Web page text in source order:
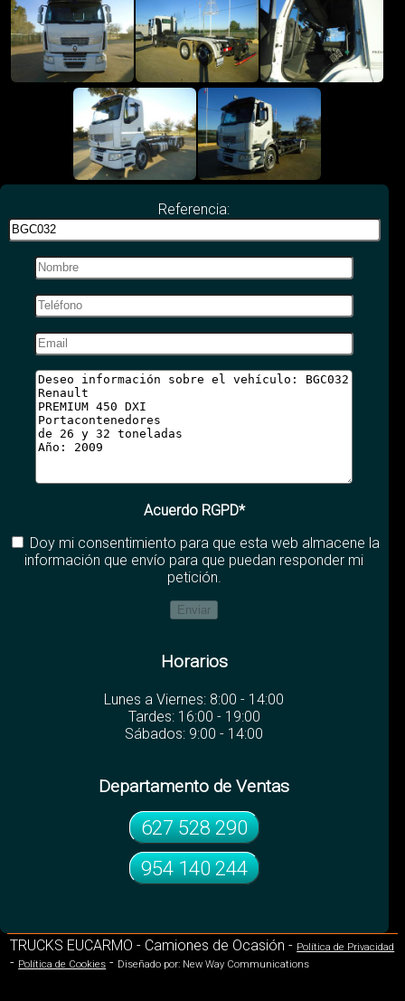
Referencia:
Acuerdo RGPD*
Doy mi consentimiento para que esta web almacene la
información que envío para que puedan responder mi
petición.
Horarios
Lunes a Viernes: 8:00 - 14:00
Tardes: 16:00 - 19:00
Sábados: 9:00 - 14:00
Departamento de Ventas
627 528 290
954 140 244
TRUCKS EUCARMO - Camiones de Ocasión - Política de Privacidad
- Política de Cookies - Diseñado por: New Way Communications